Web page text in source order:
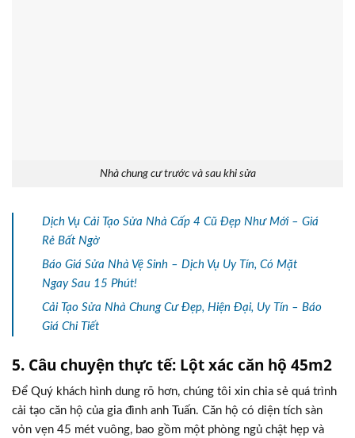
Nhà chung cư trước và sau khi sửa
Dịch Vụ Cải Tạo Sửa Nhà Cấp 4 Cũ Đẹp Như Mới – Giá
Rẻ Bất Ngờ
Báo Giá Sửa Nhà Vệ Sinh – Dịch Vụ Uy Tín, Có Mặt
Ngay Sau 15 Phút!
Cải Tạo Sửa Nhà Chung Cư Đẹp, Hiện Đại, Uy Tín – Báo
Giá Chi Tiết
5. Câu chuyện thực tế: Lột xác căn hộ 45m2
Để Quý khách hình dung rõ hơn, chúng tôi xin chia sẻ quá trình
cải tạo căn hộ của gia đình anh Tuấn. Căn hộ có diện tích sàn
vỏn vẹn 45 mét vuông, bao gồm một phòng ngủ chật hẹp và